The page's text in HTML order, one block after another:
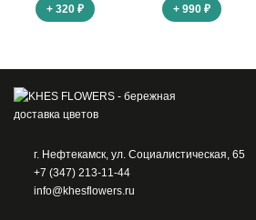
+ 320 ₽ + 990 ₽
г. Нефтекамск, ул. Социалистическая, 65
+7 (347) 213-11-44
info@khesflowers.ru